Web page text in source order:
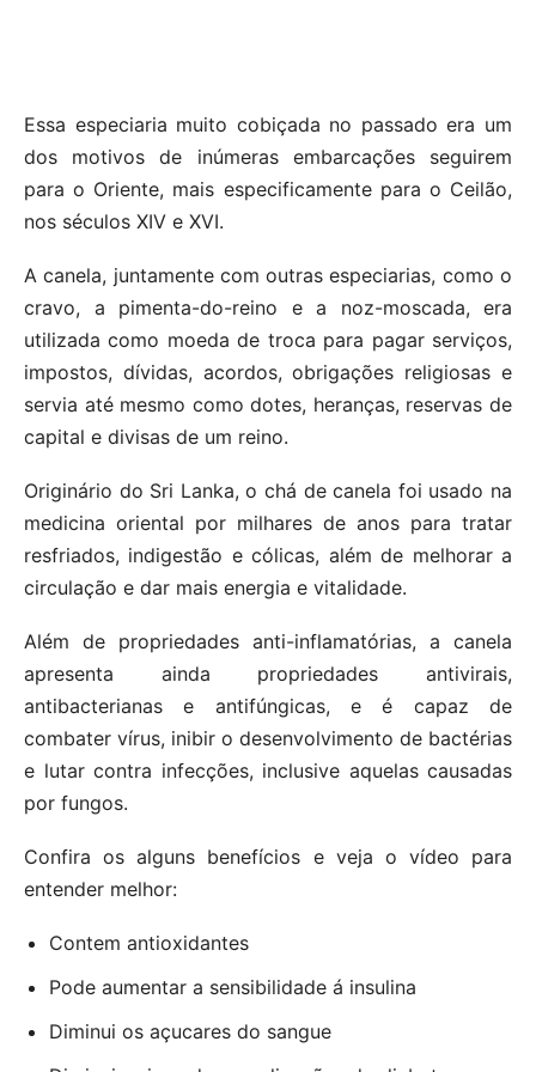
Essa especiaria muito cobiçada no passado era um
dos motivos de inúmeras embarcações seguirem
para o Oriente, mais especificamente para o Ceilão,
nos séculos XIV e XVI.
A canela, juntamente com outras especiarias, como o
cravo, a pimenta-do-reino e a noz-moscada, era
utilizada como moeda de troca para pagar serviços,
impostos, dívidas, acordos, obrigações religiosas e
servia até mesmo como dotes, heranças, reservas de
capital e divisas de um reino.
Originário do Sri Lanka, o chá de canela foi usado na
medicina oriental por milhares de anos para tratar
resfriados, indigestão e cólicas, além de melhorar a
circulação e dar mais energia e vitalidade.
Além de propriedades anti-inflamatórias, a canela
apresenta ainda propriedades antivirais,
antibacterianas e antifúngicas, e é capaz de
combater vírus, inibir o desenvolvimento de bactérias
e lutar contra infecções, inclusive aquelas causadas
por fungos.
Confira os alguns benefícios e veja o vídeo para
entender melhor:
Contem antioxidantes
Pode aumentar a sensibilidade á insulina
Diminui os açucares do sangue